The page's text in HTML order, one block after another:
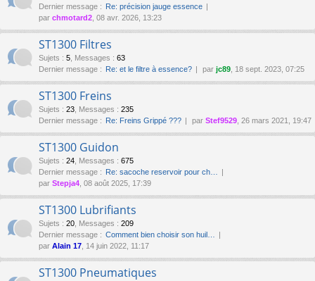
Dernier message : Re: précision jauge essence
par chmotard2 , 08 avr. 2026, 13:23
ST1300 Filtres
Sujets : 5 Messages : 63
Dernier message : Re: et le filtre à essence? par jc89 , 18 sept. 2023, 07:25
ST1300 Freins
Sujets : 23 Messages : 235
Dernier message : Re: Freins Grippé ??? par Stef9529 , 26 mars 2021, 19:47
ST1300 Guidon
Sujets : 24 Messages : 675
Dernier message : Re: sacoche reservoir pour ch…
par Stepja4 , 08 août 2025, 17:39
ST1300 Lubrifiants
Sujets : 20 Messages : 209
Dernier message : Comment bien choisir son huil…
par Alain 17 , 14 juin 2022, 11:17
ST1300 Pneumatiques